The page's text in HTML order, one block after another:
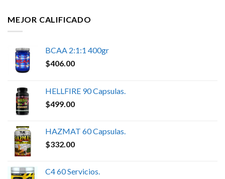
MEJOR CALIFICADO
BCAA 2:1:1 400gr
$406.00
HELLFIRE 90 Capsulas.
$499.00
HAZMAT 60 Capsulas.
$332.00
C4 60 Servicios.